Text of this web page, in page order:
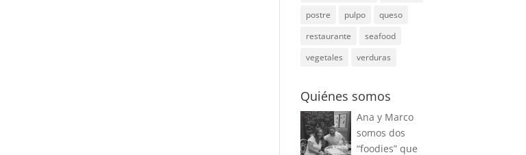
postre
pulpo
queso
restaurante
seafood
vegetales
verduras
Quiénes somos
Ana y Marco
somos dos
“foodies” que